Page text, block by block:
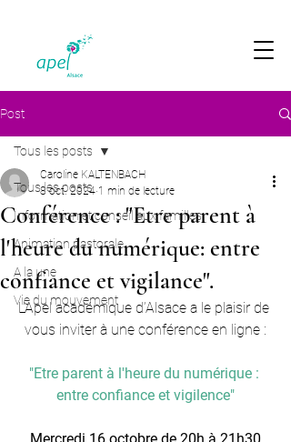
Post
Tous les posts
Information et conseil aux familles
Animation pastorale
A la une
Vie du mouvement
Tous les posts
Conférence : "Etre parent à
l'heure du numérique: entre
confiance et vigilance".
Caroline KALTENBACH
8 oct. 2024 1 min de lecture
L'Apel académique d’Alsace a le plaisir de
vous inviter à une conférence en ligne :
"Etre parent à l'heure du numérique :
entre confiance et vigilence"